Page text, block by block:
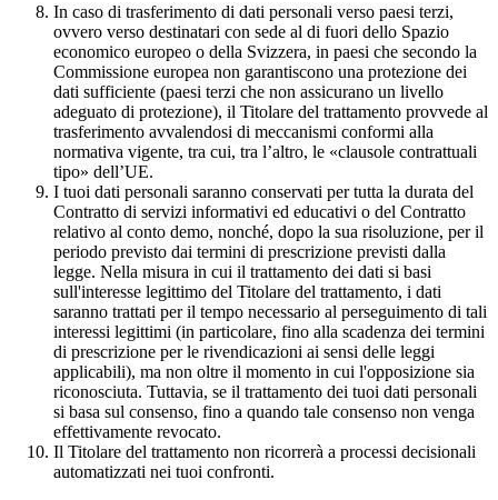
In caso di trasferimento di dati personali verso paesi terzi,
ovvero verso destinatari con sede al di fuori dello Spazio
economico europeo o della Svizzera, in paesi che secondo la
Commissione europea non garantiscono una protezione dei
dati sufficiente (paesi terzi che non assicurano un livello
adeguato di protezione), il Titolare del trattamento provvede al
trasferimento avvalendosi di meccanismi conformi alla
normativa vigente, tra cui, tra l’altro, le «clausole contrattuali
tipo» dell’UE.
I tuoi dati personali saranno conservati per tutta la durata del
Contratto di servizi informativi ed educativi o del Contratto
relativo al conto demo, nonché, dopo la sua risoluzione, per il
periodo previsto dai termini di prescrizione previsti dalla
legge. Nella misura in cui il trattamento dei dati si basi
sull'interesse legittimo del Titolare del trattamento, i dati
saranno trattati per il tempo necessario al perseguimento di tali
interessi legittimi (in particolare, fino alla scadenza dei termini
di prescrizione per le rivendicazioni ai sensi delle leggi
applicabili), ma non oltre il momento in cui l'opposizione sia
riconosciuta. Tuttavia, se il trattamento dei tuoi dati personali
si basa sul consenso, fino a quando tale consenso non venga
effettivamente revocato.
Il Titolare del trattamento non ricorrerà a processi decisionali
automatizzati nei tuoi confronti.